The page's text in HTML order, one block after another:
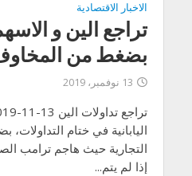
الاخبار الاقتصادية
تراجع الين و
بضغط من المخاوف
13 نوفمبر، 2019
اليابانية في ختام
التجارية حيث هاجم ترامب
إذا لم يتم...